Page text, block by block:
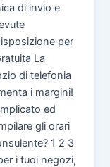
di invio e
per
La
di telefonia
i margini!
ed
gli orari
1 2 3
i tuoi negozi,